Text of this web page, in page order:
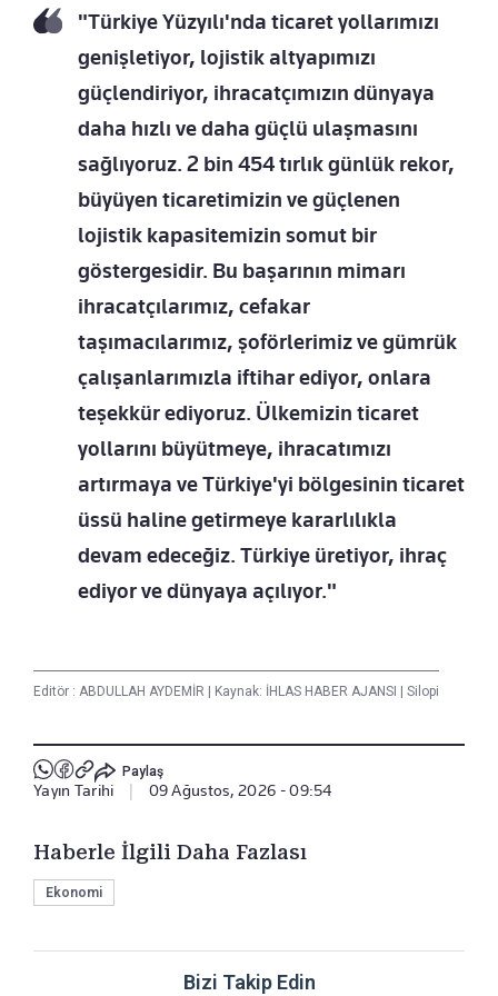
"Türkiye Yüzyılı'nda ticaret yollarımızı
genişletiyor, lojistik altyapımızı
güçlendiriyor, ihracatçımızın dünyaya
daha hızlı ve daha güçlü ulaşmasını
sağlıyoruz. 2 bin 454 tırlık günlük rekor,
büyüyen ticaretimizin ve güçlenen
lojistik kapasitemizin somut bir
göstergesidir. Bu başarının mimarı
ihracatçılarımız, cefakar
taşımacılarımız, şoförlerimiz ve gümrük
çalışanlarımızla iftihar ediyor, onlara
teşekkür ediyoruz. Ülkemizin ticaret
yollarını büyütmeye, ihracatımızı
artırmaya ve Türkiye'yi bölgesinin ticaret
üssü haline getirmeye kararlılıkla
devam edeceğiz. Türkiye üretiyor, ihraç
ediyor ve dünyaya açılıyor."
Editör : ABDULLAH AYDEMİR Kaynak: İHLAS HABER AJANSI Silopi
Paylaş
Yayın Tarihi 09 Ağustos, 2026 - 09:54
Haberle İlgili Daha Fazlası
Ekonomi
Bizi Takip Edin